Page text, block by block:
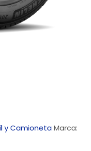
y CamionetaMarca: